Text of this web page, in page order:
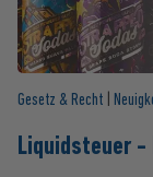
Gesetz & Recht
Liquidsteuer -